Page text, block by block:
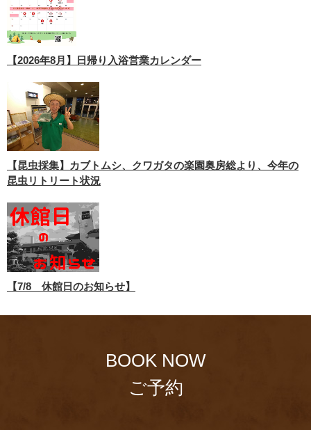
【2026年8月】日帰り入浴営業カレンダー
【昆虫採集】カブトムシ、クワガタの楽園奥房総より、今年の
昆虫リトリート状況
【7/8 休館日のお知らせ】
BOOK NOW
ご予約